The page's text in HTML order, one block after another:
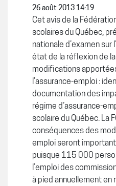
26 août 2013 14:19
Cet avis de la
scolaires du Québec,
nationale d’examen sur
état de la réflexion de
modifications
l’assurance-emploi :
documentation des
régime d’assurance-
scolaire du Québec. La
conséquences des
emploi seront
puisque 115 000
l’emploi des
à pied annuellement en